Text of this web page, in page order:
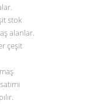
stok
alanlar.
çeşit